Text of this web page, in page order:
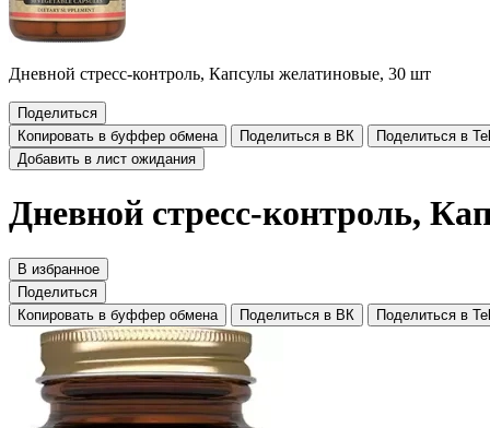
Дневной стресс-контроль, Капсулы желатиновые, 30 шт
Поделиться
Копировать в буффер обмена
Поделиться в ВК
Поделиться в
Добавить в лист ожидания
Дневной стресс-контроль,
В избранное
Поделиться
Копировать в буффер обмена
Поделиться в ВК Поделиться в